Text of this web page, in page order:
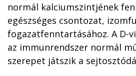
normál kalciumszintjének
egészséges csontozat,
fogazatfenntartásához. A D-
az immunrendszer normál
szerepet játszik a